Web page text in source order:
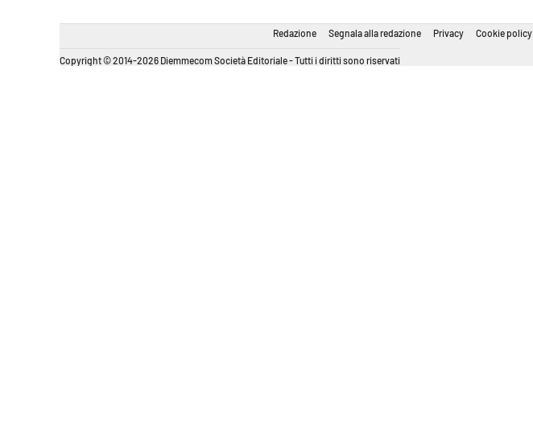
Redazione Segnala alla redazione Privacy Cookie policy
Copyright © 2014-2026 Diemmecom Società Editoriale - Tutti i diritti sono riservati